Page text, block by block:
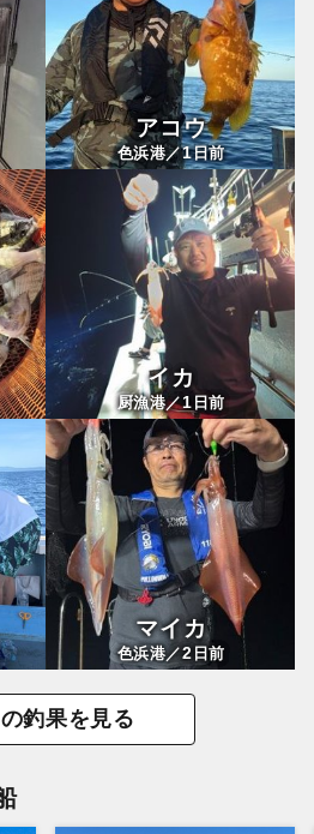
アコウ
色浜港／1日前
イカ
厨漁港／1 日前
マイカ
色浜港／2 日前
釣果を見る